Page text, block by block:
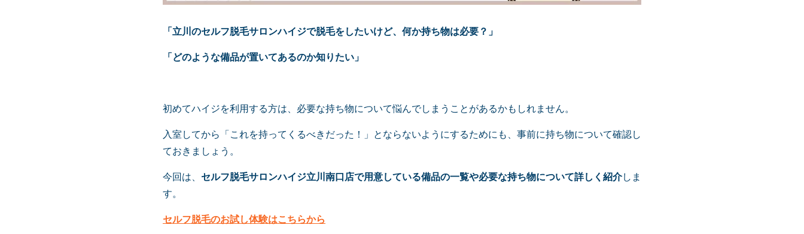
「立川のセルフ脱毛サロンハイジで脱毛をしたいけど、何か持ち物は必要？」
「どのような備品が置いてあるのか知りたい」
初めてハイジを利用する方は、必要な持ち物について悩んでしまうことがあるかもしれません。
入室してから「これを持ってくるべきだった！」とならないようにするためにも、事前に持ち物について確認し
ておきましょう。
今回は、 セルフ脱毛サロンハイジ立川南口店で用意している備品の一覧や必要な持ち物について詳しく紹介しま
す。
セルフ脱毛のお試し体験はこちらから